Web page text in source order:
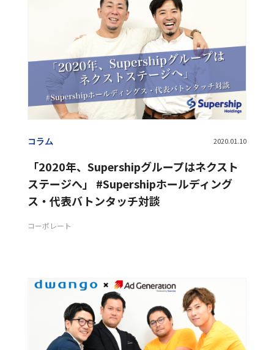
コラム 2020.01.10
「2020年、Supershipグループはネクスト
ステージへ」 #Supershipホールディング
ス・代表バトンタッチ対談
コーポレート